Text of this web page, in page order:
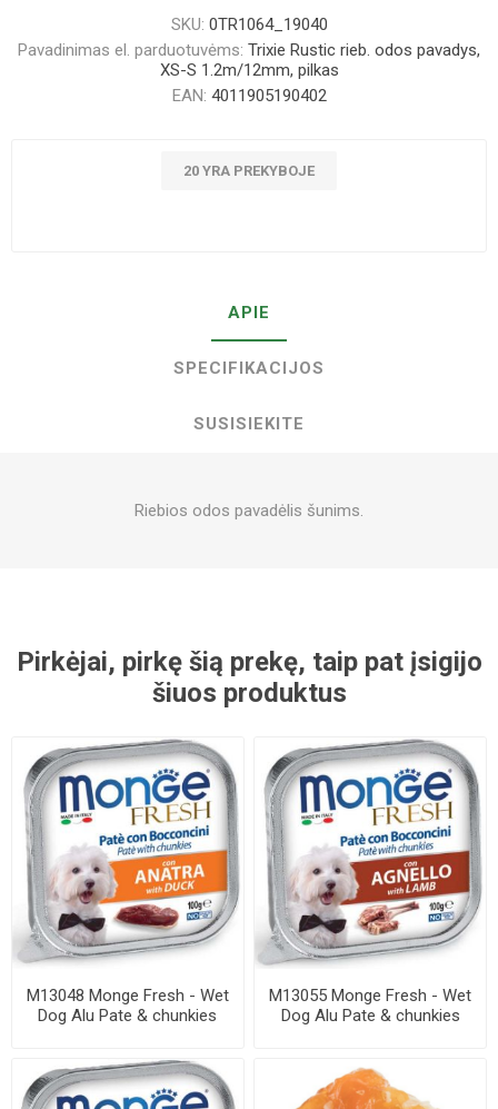
SKU: 0TR1064_19040
Pavadinimas el. parduotuvėms: Trixie Rustic rieb. odos pavadys,
XS-S 1.2m/12mm, pilkas
EAN: 4011905190402
20 YRA PREKYBOJE
APIE
SPECIFIKACIJOS
SUSISIEKITE
Riebios odos pavadėlis šunims.
Pirkėjai, pirkę šią prekę, taip pat įsigijo
šiuos produktus
M13048 Monge Fresh - Wet
Dog Alu Pate & chunkies
M13055 Monge Fresh - Wet
Dog Alu Pate & chunkies